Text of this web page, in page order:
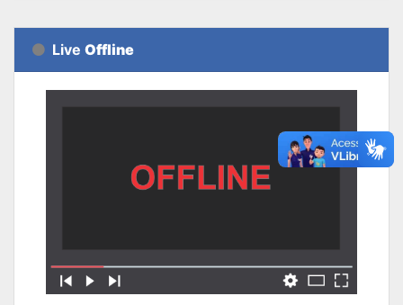
Live Offline